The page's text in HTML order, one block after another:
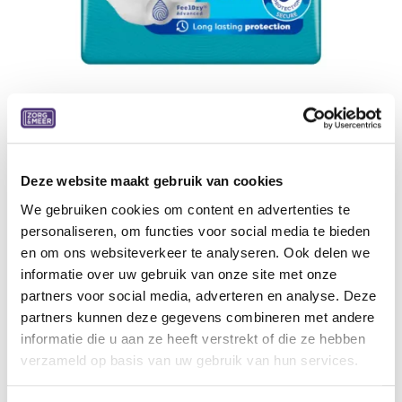
Deze website maakt gebruik van cookies
We gebruiken cookies om content en advertenties te
personaliseren, om functies voor social media te bieden
en om ons websiteverkeer te analyseren. Ook delen we
informatie over uw gebruik van onze site met onze
partners voor social media, adverteren en analyse. Deze
partners kunnen deze gegevens combineren met andere
informatie die u aan ze heeft verstrekt of die ze hebben
verzameld op basis van uw gebruik van hun services.
Tena ProSkin Pants Plus 6 dr L
Large, 14 stuks, 4 pakken/doos
29,70 €
Aan winkelmandje toevoegen
Toevoegen aan verlanglijst